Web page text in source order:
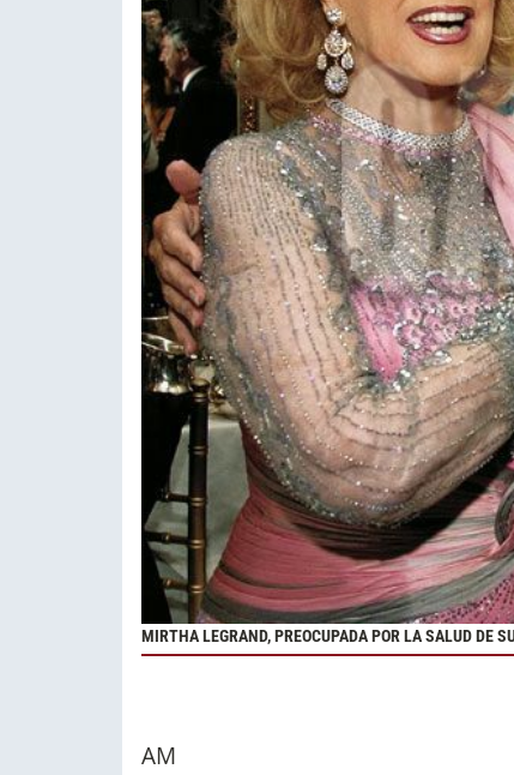
MIRTHA LEGRAND, PREOCUPADA POR LA SALUD DE
AM